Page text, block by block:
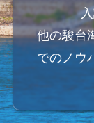
他の駿台
でのノウ